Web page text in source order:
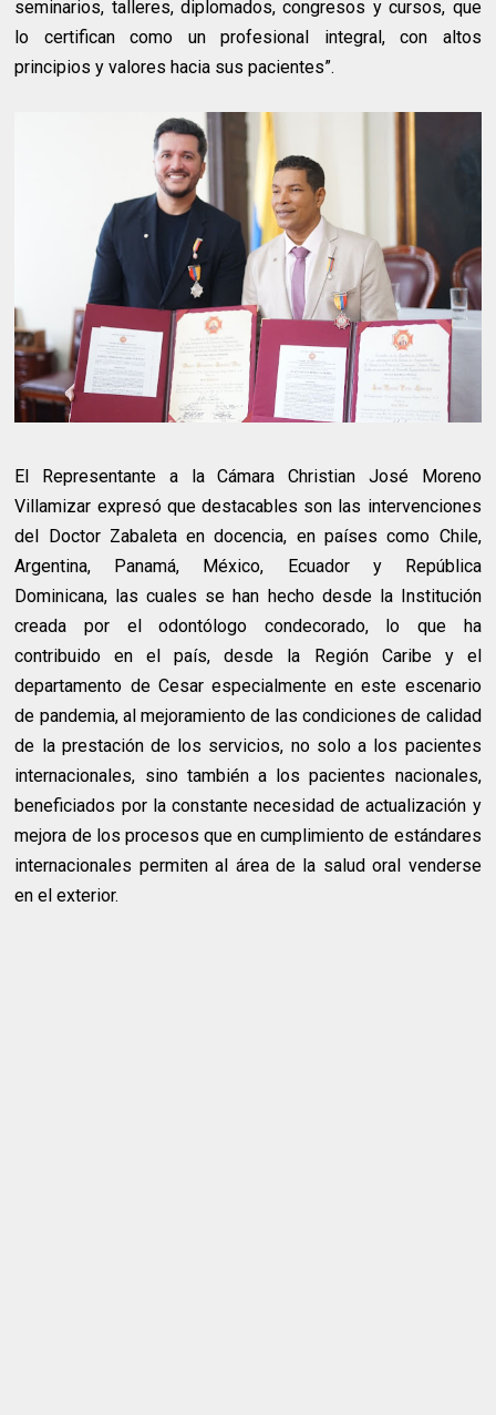
seminarios, talleres, diplomados, congresos y cursos, que
lo certifican como un profesional integral, con altos
principios y valores hacia sus pacientes”.
El Representante a la Cámara Christian José Moreno
Villamizar expresó que destacables son las intervenciones
del Doctor Zabaleta en docencia, en países como Chile,
Argentina, Panamá, México, Ecuador y República
Dominicana, las cuales se han hecho desde la Institución
creada por el odontólogo condecorado, lo que ha
contribuido en el país, desde la Región Caribe y el
departamento de Cesar especialmente en este escenario
de pandemia, al mejoramiento de las condiciones de calidad
de la prestación de los servicios, no solo a los pacientes
internacionales, sino también a los pacientes nacionales,
beneficiados por la constante necesidad de actualización y
mejora de los procesos que en cumplimiento de estándares
internacionales permiten al área de la salud oral venderse
en el exterior.